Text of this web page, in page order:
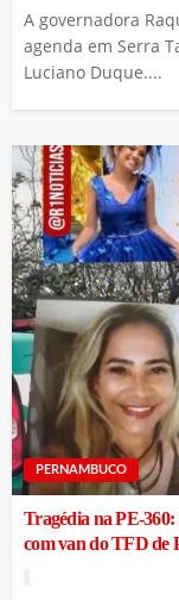
A governadora
agenda em Serra
Luciano Duque....
PERNAMBUCO
Tragédia na PE-
com van do TFD de